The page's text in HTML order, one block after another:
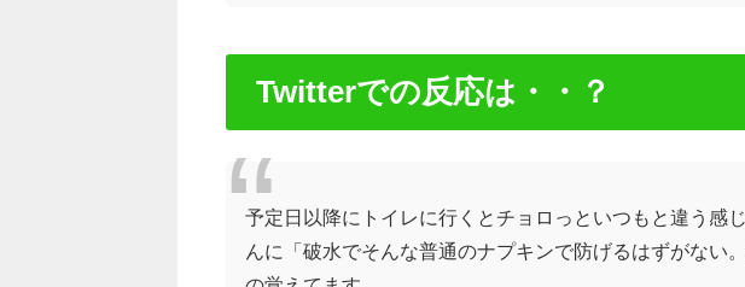
Twitterでの反応は・・？
予定日以降にトイレに行くとチョロっといつもと違う感
んに「破水でそんな普通のナプキンで防げるはずがない